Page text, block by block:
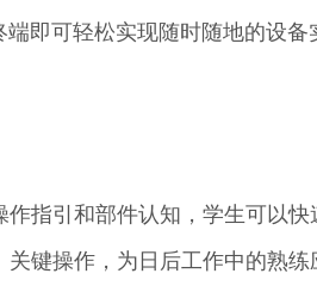
即可轻松实现随时随地的设备
作指引和部件认知，学生可以快
关键操作，为日后工作中的熟练